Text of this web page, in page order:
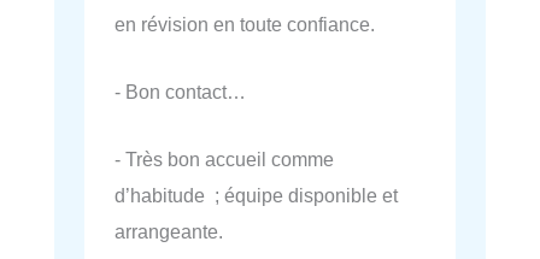
en révision en toute confiance.
- Bon contact…
- Très bon accueil comme
d’habitude ; équipe disponible et
arrangeante.